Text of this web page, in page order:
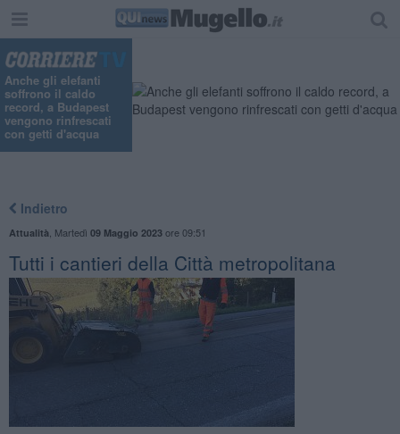
Anche gli elefanti
soffrono il caldo
record, a Budapest
vengono rinfrescati
con getti d'acqua
Indietro
Attualità Martedì 09 Maggio 2023ore 09:51
Tutti i cantieri della Città metropolitana